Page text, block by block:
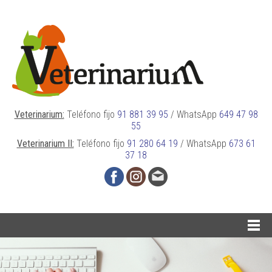
Veterinarium: Teléfono fijo 91 881 39 95 / WhatsApp 649 47 98
55
Veterinarium II: Teléfono fijo 91 280 64 19 / WhatsApp 673 61
37 18